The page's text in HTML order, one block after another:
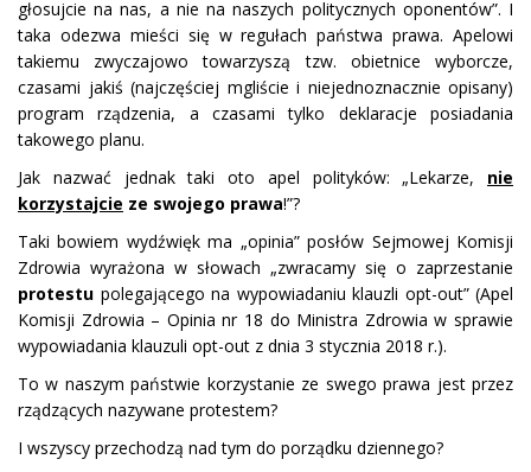
głosujcie na nas, a nie na naszych politycznych oponentów”. I
taka odezwa mieści się w regułach państwa prawa. Apelowi
takiemu zwyczajowo towarzyszą tzw. obietnice wyborcze,
czasami jakiś (najczęściej mgliście i niejednoznacznie opisany)
program rządzenia, a czasami tylko deklaracje posiadania
takowego planu.
Jak nazwać jednak taki oto apel polityków: „Lekarze, nie
korzystajcie ze swojego prawa!”?
Taki bowiem wydźwięk ma „opinia” posłów Sejmowej Komisji
Zdrowia wyrażona w słowach „zwracamy się o zaprzestanie
protestu polegającego na wypowiadaniu klauzli opt-out” (Apel
Komisji Zdrowia – Opinia nr 18 do Ministra Zdrowia w sprawie
wypowiadania klauzuli opt-out z dnia 3 stycznia 2018 r.).
To w naszym państwie korzystanie ze swego prawa jest przez
rządzących nazywane protestem?
I wszyscy przechodzą nad tym do porządku dziennego?